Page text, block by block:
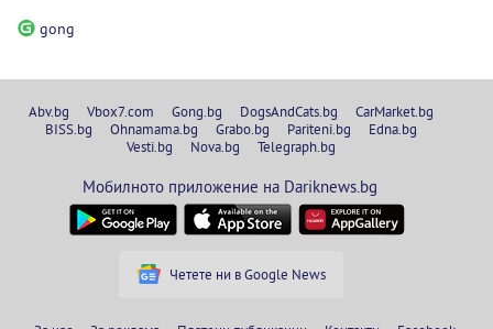
gong
Abv.bg Vbox7.com Gong.bg DogsAndCats.bg
CarMarket.bg
BISS.bg
Ohnamama.bg Grabo.bg Pariteni.bg
Edna.bg
Vesti.bg
Nova.bg Telegraph.bg
Мобилното приложение на Dariknews.bg
Четете ни в Google News